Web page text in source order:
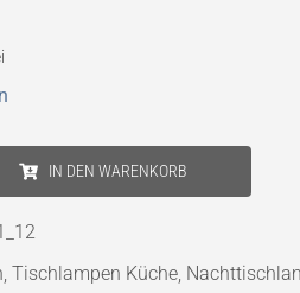
IN DEN WARENKORB
, Tischlampen Küche,